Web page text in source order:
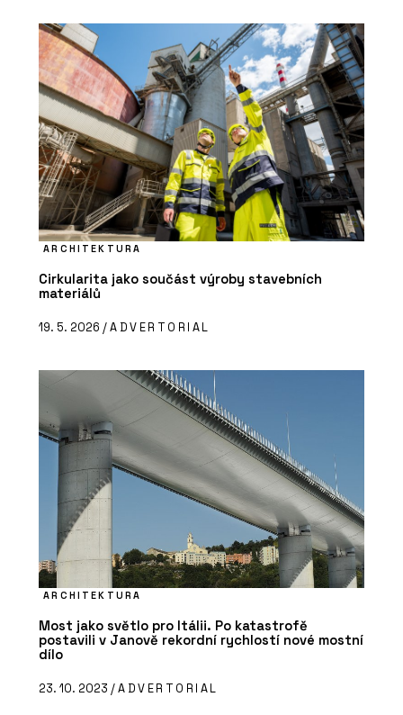
ARCHITEKTURA
Cirkularita jako součást výroby stavebních
materiálů
19. 5. 2026 /ADVERTORIAL
ARCHITEKTURA
Most jako světlo pro Itálii. Po katastrofě
postavili v Janově rekordní rychlostí nové mostní
dílo
23. 10. 2023 /ADVERTORIAL